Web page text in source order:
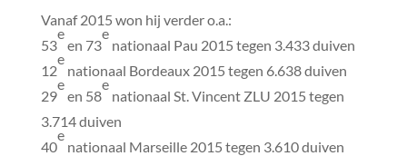
Vanaf 2015 won hij verder o.a.:
53
e
en 73
e
nationaal Pau 2015 tegen 3.433 duiven
12
e
nationaal Bordeaux 2015 tegen 6.638 duiven
29
e
en 58
e
nationaal St. Vincent ZLU 2015 tegen
3.714 duiven
40
e
nationaal Marseille 2015 tegen 3.610 duiven